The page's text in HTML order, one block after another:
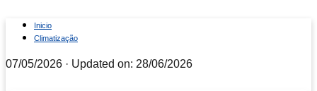
Inicio
Climatização
07/05/2026 · Updated on: 28/06/2026